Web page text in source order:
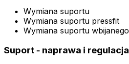
Wymiana suportu
Wymiana suportu pressfit
Wymiana suportu wbijanego
Suport - naprawa i regulacja